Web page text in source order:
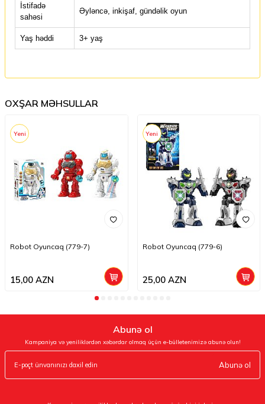
İstifadə
sahəsi
Əyləncə, inkişaf, gündəlik oyun
Yaş həddi 3+ yaş
OXŞAR MƏHSULLAR
Yeni
Robot Oyuncaq (779-7)
15,00 AZN
Yeni
Robot Oyuncaq (779-6)
25,00AZN
Abunə ol
Kampaniya və yeniliklərdən xəbərdar olmaq üçün e-bülletenimizə abunə olun!
Abunə ol